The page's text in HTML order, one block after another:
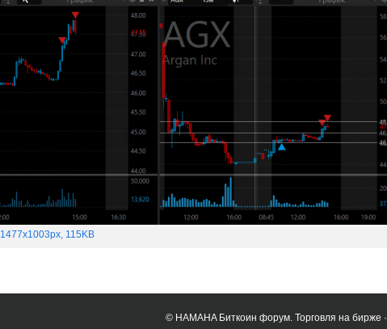
1477x1003px, 115KB
© HAMAHA Биткоин форум. Торговля на бирже ·